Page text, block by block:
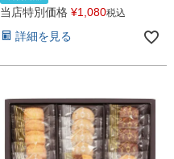
当店特別価格 ¥1,080税込
詳細を見る